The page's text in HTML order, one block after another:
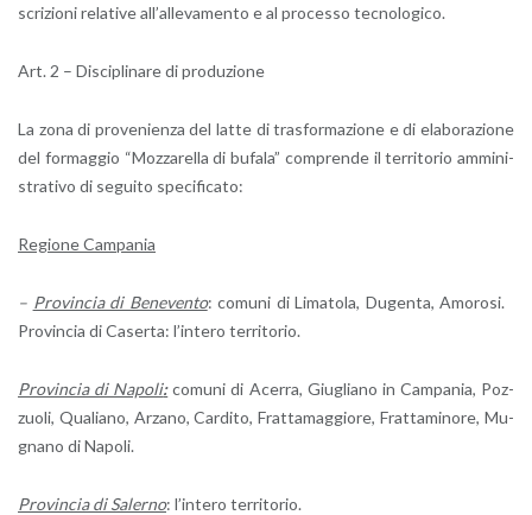
scri­zio­ni re­la­ti­ve al­l’al­le­va­men­to e al pro­ces­so tec­no­lo­gi­co.
Art. 2 – Di­sci­pli­na­re di pro­du­zio­ne
La zona di pro­ve­nien­za del latte di tra­sfor­ma­zio­ne e di ela­bo­ra­zio­ne
del for­mag­gio “Moz­za­rel­la di bu­fa­la” com­pren­de il ter­ri­to­rio am­mi­ni­
stra­ti­vo di se­gui­to spe­ci­fi­ca­to:
Re­gio­ne Cam­pa­nia
– Pro­vin­cia di Be­ne­ven­to: co­mu­ni di Li­ma­to­la, Du­gen­ta, Amo­ro­si.
Pro­vin­cia di Ca­ser­ta: l’in­te­ro ter­ri­to­rio.
Pro­vin­cia di Na­po­li:co­mu­ni di Acer­ra, Giu­glia­no in Cam­pa­nia, Poz­
zuo­li, Qua­lia­no, Ar­za­no, Car­di­to, Frat­ta­mag­gio­re, Frat­ta­mi­no­re, Mu­
gna­no di Na­po­li.
Pro­vin­cia di Sa­ler­no: l’in­te­ro ter­ri­to­rio.